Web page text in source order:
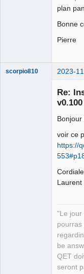
    NSURLIsDirectoryKey = 1;
    NSURLIsPackageKey = 1;
    NSURLLocalizedTypeDescriptionKey =
    NSURLTypeIdentifierKey =
}
    digestAlgorithm = 2;
    flags = 65536;
    secureTimestamp = "2023-11-20
    signingId = "org.qelectrotech";
plan
Bonne
Pierre
scorpio810 2023-
Re:
Bonjour
voir ce
https://
Laurent
"Le jour
pourras
be
QET
seront